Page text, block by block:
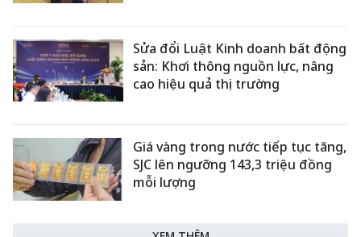
Sửa đổi Luật Kinh doanh bất động
sản: Khơi thông nguồn lực, nâng
cao hiệu quả thị trường
Giá vàng trong nước tiếp tục tăng,
SJC lên ngưỡng 143,3 triệu đồng
mỗi lượng